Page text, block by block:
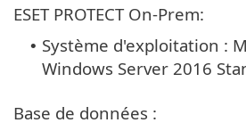
ESET PROTECT On-Prem:
• Système d'exploitation :
Windows Server 2016
Base de données :